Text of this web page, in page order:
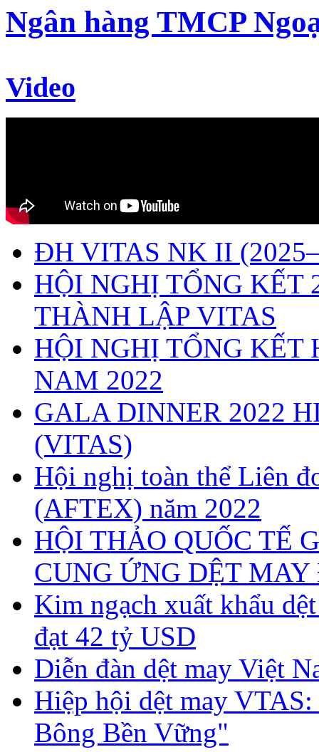
Ngân hàng TMCP
Video
ĐH VITAS NK II
HỘI NGHỊ TỔNG
THÀNH LẬP VITAS
HỘI NGHỊ TỔNG KẾT
NAM 2022
GALA DINNER 2022
(VITAS)
Hội nghị toàn thể Liên
(AFTEX) năm 2022
HỘI THẢO QUỐC TẾ
CUNG ỨNG DỆT
Kim ngạch xuất khẩu
đạt 42 tỷ USD
Diễn đàn dệt may Việt
Hiệp hội dệt may
Bông Bền Vững"